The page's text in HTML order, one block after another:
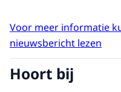
Voor meer informatie
nieuwsbericht lezen
Hoort bij